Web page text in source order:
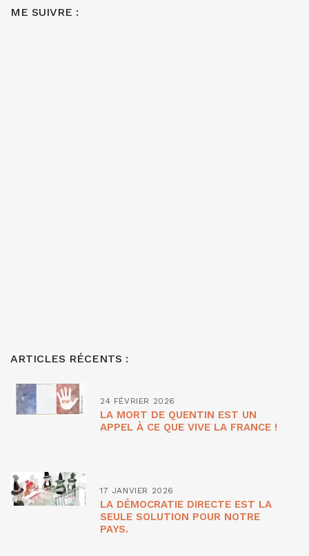
ME SUIVRE :
ARTICLES RÉCENTS :
24 FÉVRIER 2026
LA MORT DE QUENTIN EST UN
APPEL À CE QUE VIVE LA FRANCE !
17 JANVIER 2026
LA DÉMOCRATIE DIRECTE EST LA
SEULE SOLUTION POUR NOTRE
PAYS.